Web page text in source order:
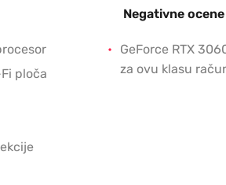
ploča
Negativne ocene
GeForce RTX
za ovu klasu